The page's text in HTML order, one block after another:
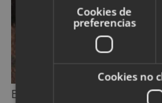
Este corte de pelo puede
Cookies de
preferencias
Cookies no